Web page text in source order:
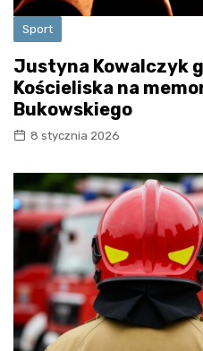
Sport
Justyna Kowalczyk
Kościeliska na
Bukowskiego
8 stycznia 2026